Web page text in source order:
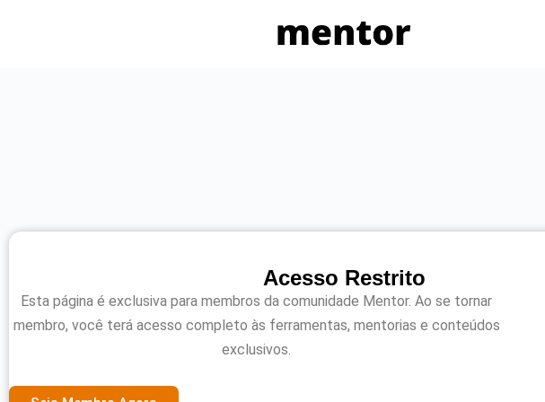
Acesso Restrito
Esta página é exclusiva para membros da comunidade Mentor. Ao se tornar
membro, você terá acesso completo às ferramentas, mentorias e conteúdos
exclusivos.